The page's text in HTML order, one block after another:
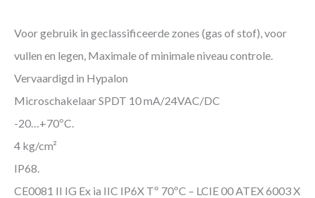
Voor gebruik in geclassificeerde zones (gas of stof), voor
vullen en legen, Maximale of minimale niveau controle.
Vervaardigd in Hypalon
Microschakelaar SPDT 10 mA/24VAC/DC
-20…+70ºC.
4 kg/cm²
IP68.
CE0081 II IG Ex ia IIC IP6X Tº 70ºC – LCIE 00 ATEX 6003 X